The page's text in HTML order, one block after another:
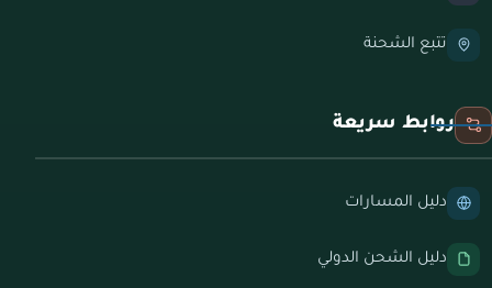
تتبع الشحنة
روابط سريعة
دليل المسارات
دليل الشحن الدولي